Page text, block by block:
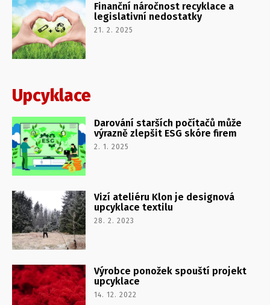
Finanční náročnost recyklace a
legislativní nedostatky
21. 2. 2025
Upcyklace
Darování starších počítačů může
výrazně zlepšit ESG skóre firem
2. 1. 2025
Vizí ateliéru Klon je designová
upcyklace textilu
28. 2. 2023
Výrobce ponožek spouští projekt
upcyklace
14. 12. 2022